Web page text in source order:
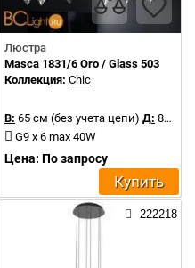
505
Люстра
Masca 1831/6 Oro / Glass 503
Коллекция: Chic
В: 65 см (без учета цепи) Д: 80 см
G9 x 6 max 40W
Цена: По запросу
Купить
222218